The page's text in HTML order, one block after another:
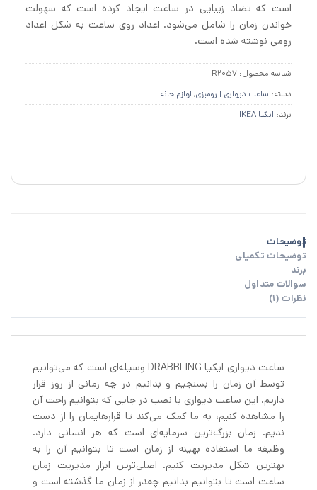
است که تضاد زیبایی در ساعت ایجاد کرده است که سهولت
خواندن زمان را شامل می‌شود. اعداد روی ساعت به شکل اعداد
رومی نوشته شده است.
شناسه محصول: R2057
دسته: ساعت دیواری | رومیزی, لوازم خانه
برند: ایکیا IKEA
توضیحات
توضیحات تکمیلی
برند
سوالات متداول
نظرات (1)
ساعت دیواری ایکیا DRABBLING وسیله‌ای است که می‌توانیم
توسط آن زمان را بسنجیم و بدانیم در چه زمانی از روز قرار
داریم. این ساعت دیواری با نصب در جایی که بتوانیم راحت آن
را مشاهده کنیم، به ما کمک می‌کند تا قرارهایمان را از دست
ندیم. زمان بزرگ‌ترین سرمایه‌ای است که هر انسانی دارد.
وظیفه ما استفاده بهینه از زمان است تا بتوانیم آن را به
بهترین شکل مدیریت کنیم. اصلی‌ترین ابزار مدیریت زمان
ساعت است تا بتوانیم بدانیم چقدر از زمان ما گذشته است و